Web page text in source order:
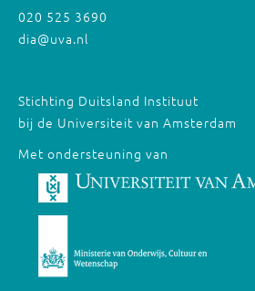
020 525 3690
dia@uva.nl
Stichting Duitsland Instituut
bij de Universiteit van Amsterdam
Met ondersteuning van